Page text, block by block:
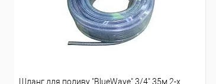
Шланг для поливу "BlueWave" 3/4" 35м 2-х